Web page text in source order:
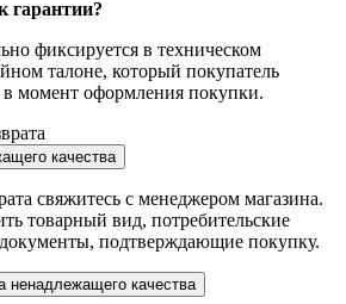
гарантии?
фиксируется в техническом
талоне, который покупатель
в момент оформления покупки.
качества
свяжитесь с менеджером магазина.
товарный вид, потребительские
подтверждающие покупку.
ненадлежащего качества